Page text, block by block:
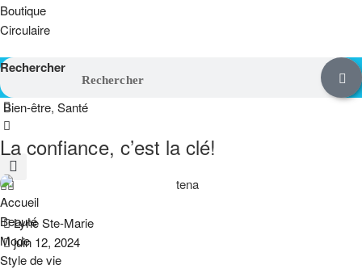
Boutique
Circulaire
Accueil
Beauté
Mode
Style de vie
Rechercher
Bien-être,Santé
La confiance, c’est la clé!
Lyne Ste-Marie
juin 12, 2024